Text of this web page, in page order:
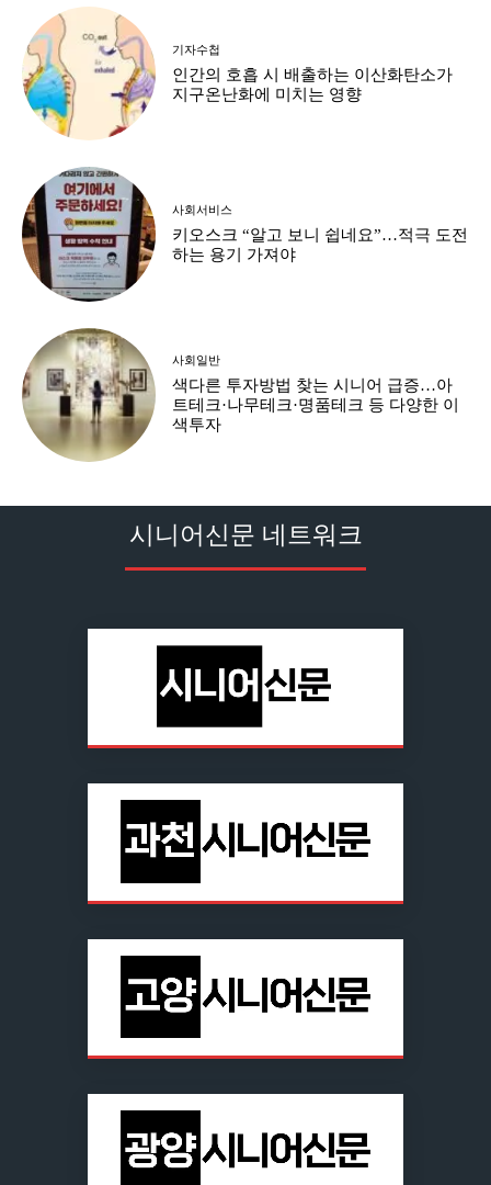
기자수첩
인간의 호흡 시 배출하는 이산화탄소가
지구온난화에 미치는 영향
사회서비스
키오스크 “알고 보니 쉽네요”…적극 도전
하는 용기 가져야
사회일반
색다른 투자방법 찾는 시니어 급증…아
트테크·나무테크·명품테크 등 다양한 이
색투자
시니어신문 네트워크